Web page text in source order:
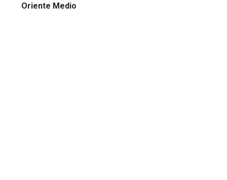
Oriente Medio